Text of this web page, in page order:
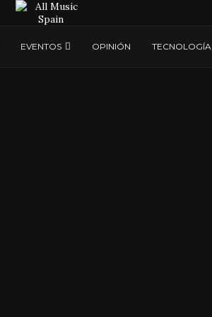
EVENTOS OPINIÓN TECNOLOGÍA